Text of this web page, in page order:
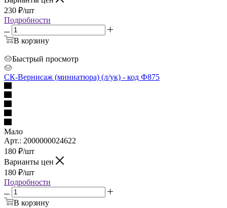
230 ₽/шт
Подробности
В корзину
Быстрый просмотр
СК-Вернисаж (миниатюра) (л/ук) - код Ф875
Мало
Арт.: 2000000024622
180 ₽/шт
Варианты цен
180 ₽/шт
Подробности
В корзину